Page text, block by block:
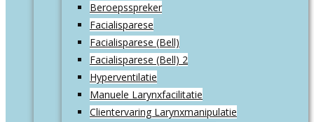
Beroepsspreker
Facialisparese
Facialisparese (Bell)
Facialisparese (Bell) 2
Hyperventilatie
Manuele Larynxfacilitatie
Clientervaring Larynxmanipulatie